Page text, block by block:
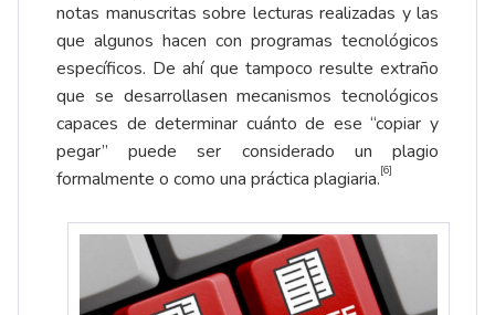
notas manuscritas sobre lecturas realizadas y las
que algunos hacen con programas tecnológicos
específicos. De ahí que tampoco resulte extraño
que se desarrollasen mecanismos tecnológicos
capaces de determinar cuánto de ese “copiar y
pegar” puede ser considerado un plagio
formalmente o como una práctica plagiaria.[6]